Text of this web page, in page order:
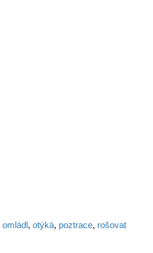
omládl, otýká, poztrace, rošovat